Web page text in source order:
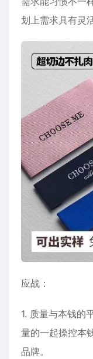
划上需求具有灵
应战：
1. 质量与本钱的
量的一起操控本
品牌。